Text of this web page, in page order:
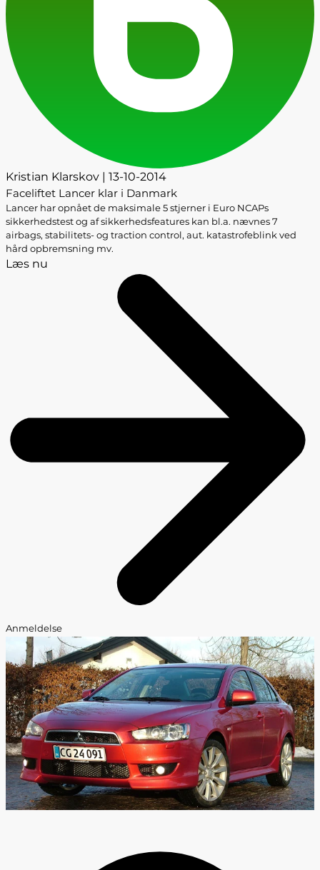
Kristian Klarskov | 13-10-2014
Faceliftet Lancer klar i Danmark
Lancer har opnået de maksimale 5 stjerner i Euro NCAPs
sikkerhedstest og af sikkerhedsfeatures kan bl.a. nævnes 7
airbags, stabilitets- og traction control, aut. katastrofeblink ved
hård opbremsning mv.
Læs nu
Anmeldelse